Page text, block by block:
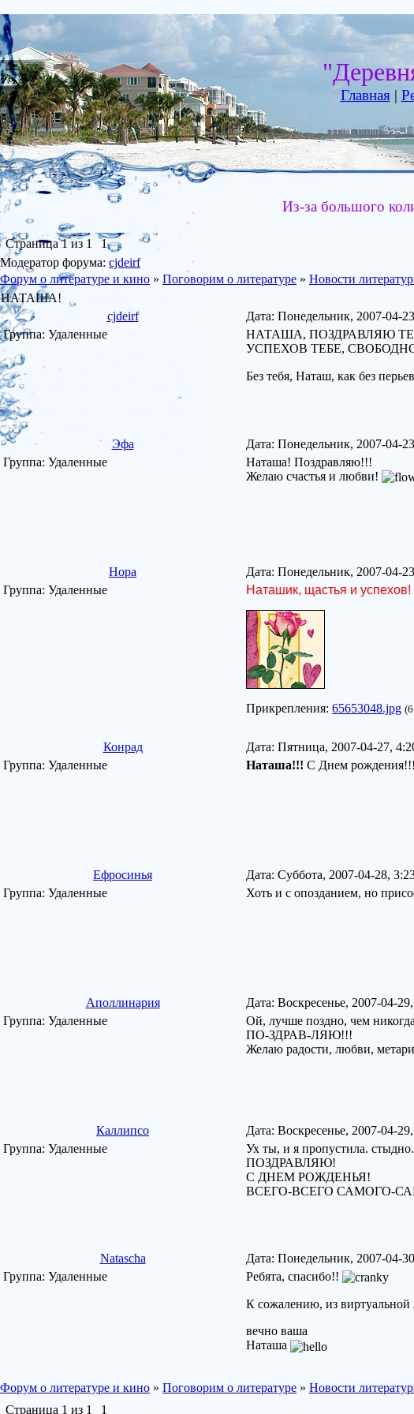
Главная|
Из-за большого
Страница1из 1
1
Модератор форума: cjdeirf
Форум о литературе и кино » Поговорим о литературе » Новости
НАТАША!
cjdeirf
Дата: Понедельник, 2007-04-
Группа: Удаленные
НАТАША, ПОЗДРАВЛЯЮ
УСПЕХОВ ТЕБЕ,
Без тебя, Наташ, как без
Эфа Дата: Понедельник, 2007-04-
Группа: Удаленные
Наташа! Поздравляю!!!
Желаю счастья и любви!
Нора Дата: Понедельник, 2007-04-
Группа: Удаленные
Наташик, щастья и успехов!
Прикрепления: 65653048.jpg
Конрад Дата: Пятница, 2007-04-27,
Группа: Удаленные
Наташа!!! С Днем рождения!!!
Ефросинья Дата: Суббота, 2007-04-28,
Группа: Удаленные
Хоть и с опозданием, но
Аполлинария Дата: Воскресенье, 2007-04-
Группа: Удаленные
Ой, лучше поздно, чем
ПО-ЗДРАВ-ЛЯЮ!!!
Желаю радости, любви,
Каллипсо Дата: Воскресенье, 2007-04-
Группа: Удаленные
Ух ты, и я пропустила. стыдно.
ПОЗДРАВЛЯЮ!
С ДНЕМ РОЖДЕНЬЯ!
ВСЕГО-ВСЕГО САМОГО-
Natascha Дата: Понедельник, 2007-04-
Группа: Удаленные
Ребята, спасибо!!
К сожалению, из виртуальной
вечно ваша
Наташа
Форум о литературе и кино » Поговорим о литературе » Новости
Страница 1 из 1 1